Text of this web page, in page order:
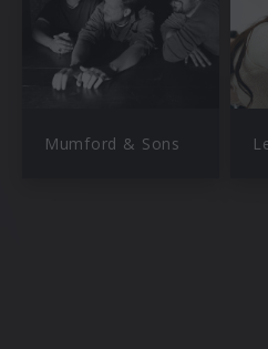
Mumford & Sons